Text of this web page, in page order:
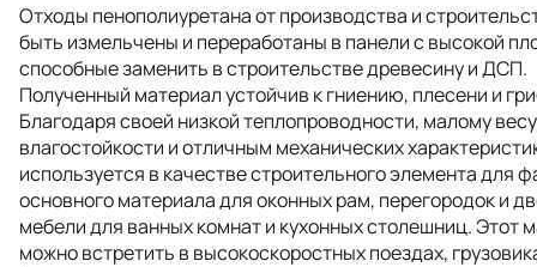
Отходы пенополиуретана от производства и
быть измельчены и переработаны в панели с высокой
способные заменить в строительстве древесину и ДСП.
Полученный материал устойчив к гниению, плесени и
Благодаря своей низкой теплопроводности, малому
влагостойкости и отличным механических
используется в качестве строительного элемента для
основного материала для оконных рам, перегородок и
мебели для ванных комнат и кухонных столешниц. Этот
можно встретить в высокоскоростных поездах,